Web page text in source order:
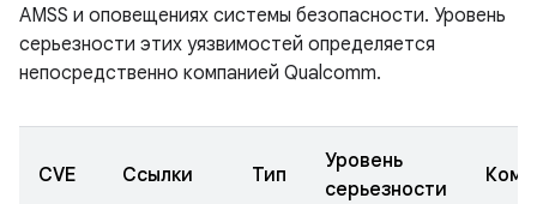
AMSS и оповещениях системы безопасности. Уровень
серьезности этих уязвимостей определяется
непосредственно компанией Qualcomm.
CVE Ссылки Тип
Уровень
серьезности